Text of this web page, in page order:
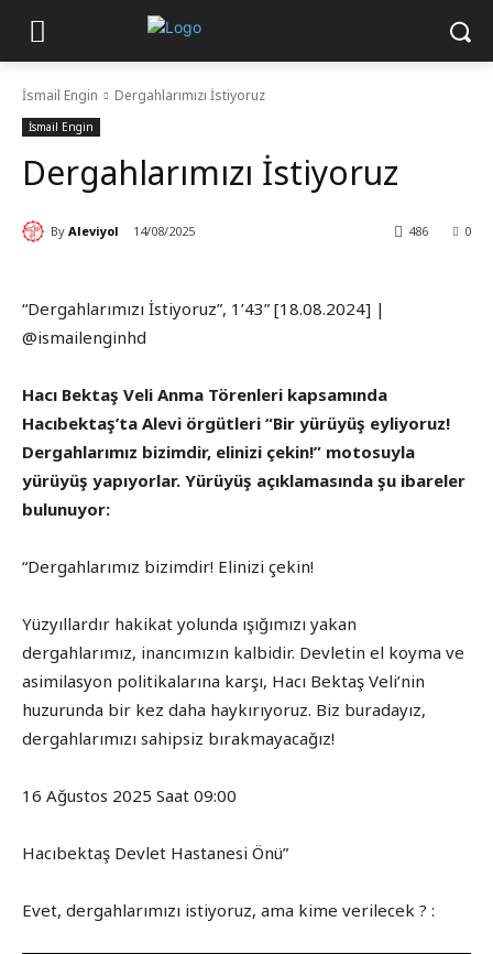
İsmail Engin Dergahlarımızı İstiyoruz
İsmail Engin
Dergahlarımızı İstiyoruz
By Aleviyol 14/08/2025 0
486
“Dergahlarımızı İstiyoruz”, 1’43” [18.08.2024] |
@ismailenginhd
Hacı Bektaş Veli Anma Törenleri kapsamında
Hacıbektaş’ta Alevi örgütleri “Bir yürüyüş eyliyoruz!
Dergahlarımız bizimdir, elinizi çekin!” motosuyla
yürüyüş yapıyorlar. Yürüyüş açıklamasında şu ibareler
bulunuyor:
“Dergahlarımız bizimdir! Elinizi çekin!
Yüzyıllardır hakikat yolunda ışığımızı yakan
dergahlarımız, inancımızın kalbidir. Devletin el koyma ve
asimilasyon politikalarına karşı, Hacı Bektaş Veli’nin
huzurunda bir kez daha haykırıyoruz. Biz buradayız,
dergahlarımızı sahipsiz bırakmayacağız!
16 Ağustos 2025 Saat 09:00
Hacıbektaş Devlet Hastanesi Önü”
Evet, dergahlarımızı istiyoruz, ama kime verilecek ? :